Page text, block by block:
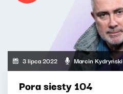
3 lipca 2022 Marcin Kydryński
Pora siesty 104